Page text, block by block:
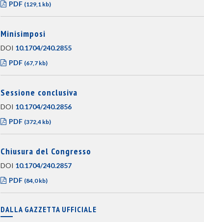
PDF (129,1 kb)
Minisimposi
DOI 10.1704/240.2855
PDF (67,7 kb)
Sessione conclusiva
DOI 10.1704/240.2856
PDF (372,4 kb)
Chiusura del Congresso
DOI 10.1704/240.2857
PDF (84,0 kb)
DALLA GAZZETTA UFFICIALE